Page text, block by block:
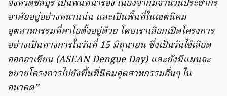
จังหวัดชลบุรี เป็นพื้นที่นำร่อง เนื่องจากมีจำนวนประชากร
อาศัยอยู่อย่างหนาแน่น และเป็นพื้นที่ในเขตนิคม
อุตสาหกรรมที่คาโอตั้งอยู่ด้วย โดยเราเลือกเปิดโครงการ
อย่างเป็นทางการในวันที่ 15 มิถุนายน ซึ่งเป็นวันไข้เลือด
ออกอาเซียน (ASEAN Dengue Day) และยังมีแผนจะ
ขยายโครงการไปยังพื้นที่นิคมอุตสาหกรรมอื่นๆ ใน
อนาคต”